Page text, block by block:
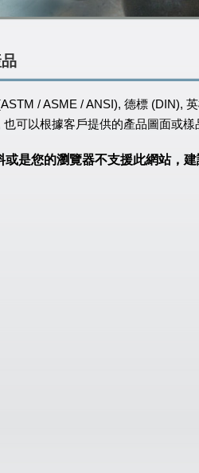
/ ASME / ANSI), 德標 (DIN),
可以根據客戶提供的產品圖面或樣
或是您的瀏覽器不支援此網站，